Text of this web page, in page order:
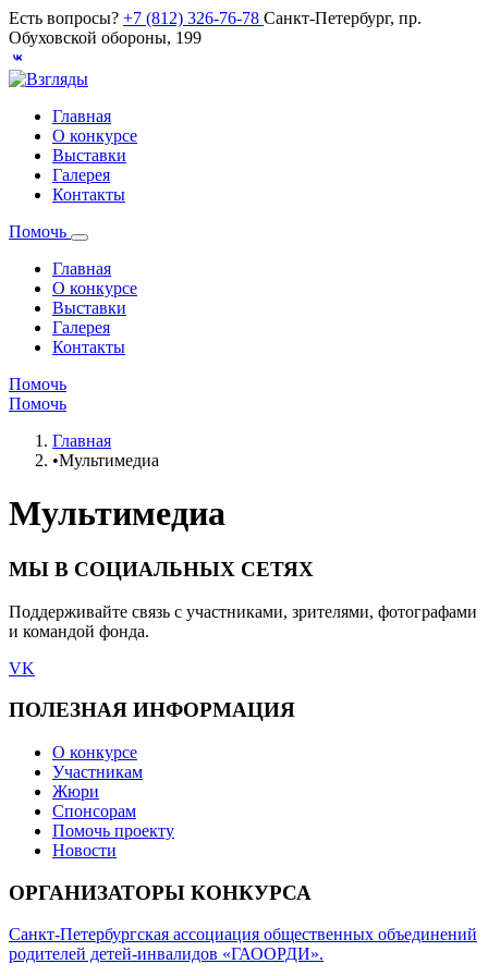
Есть вопросы? +7 (812) 326-76-78 Санкт-Петербург, пр.
Обуховской обороны, 199
Главная
О конкурсе
Выставки
Галерея
Контакты
Помочь
Главная
О конкурсе
Выставки
Галерея
Контакты
Помочь
Помочь
Главная
•Мультимедиа
Мультимедиа
МЫ В СОЦИАЛЬНЫХ СЕТЯХ
Поддерживайте связь с участниками, зрителями, фотографами
и командой фонда.
VK
ПОЛЕЗНАЯ ИНФОРМАЦИЯ
О конкурсе
Участникам
Жюри
Спонсорам
Помочь проекту
Новости
ОРГАНИЗАТОРЫ КОНКУРСА
Санкт-Петербургская ассоциация общественных объединений
родителей детей-инвалидов «ГАООРДИ».